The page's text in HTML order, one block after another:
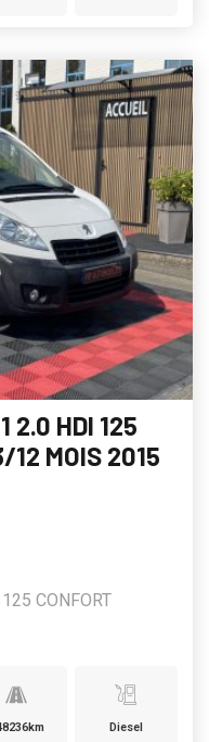
2.0 HDI 125
12 MOIS 2015
CONFORT
Diesel